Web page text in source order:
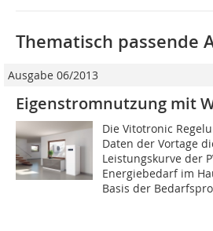
Thematisch passende
Ausgabe 06/2013
Eigenstromnutzung mit
Die Vitotronic
Daten der Vortage
Leistungskurve der
Energiebedarf im
Basis der